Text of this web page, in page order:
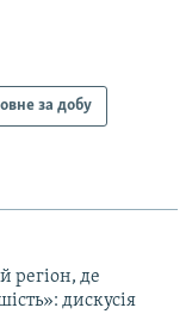
за добу
регіон, де
дискусія